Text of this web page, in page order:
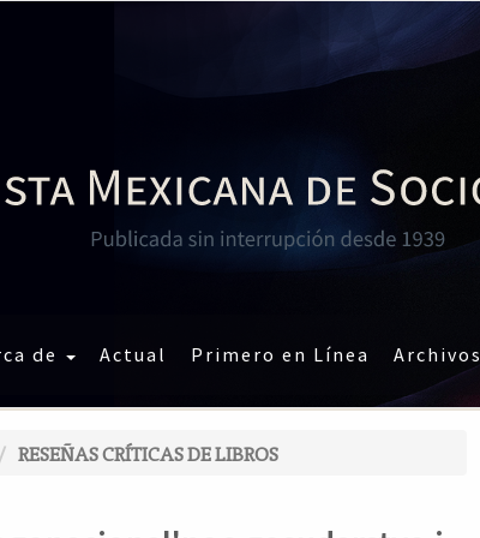
de Actual Primero en Línea Archivos
RESEÑAS CRÍTICAS DE LIBROS